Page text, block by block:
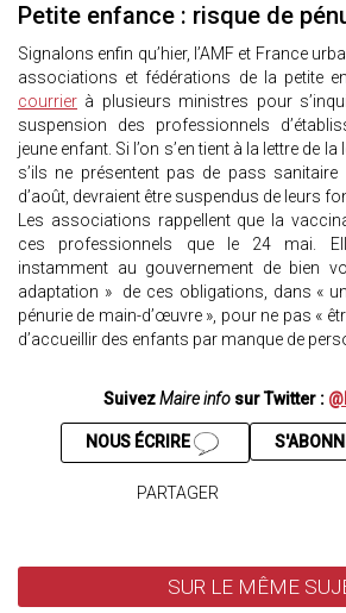
Petite enfance : risque de
Signalons enfin qu’hier, l’AMF et France
associations et fédérations de la petite
courrier à plusieurs ministres pour
suspension des professionnels
jeune enfant. Si l’on s’en tient à la lettre de
s’ils ne présentent pas de pass
d’août, devraient être suspendus de leurs
Les associations rappellent que la
ces professionnels que le 24 mai.
instamment au gouvernement de bien
adaptation » de ces obligations, dans «
pénurie de main-d’œuvre », pour ne pas «
d’accueillir des enfants par manque de
SuivezMaire info sur Twitter :
NOUS ÉCRIRE
PARTAGER
SUR LE MÊME